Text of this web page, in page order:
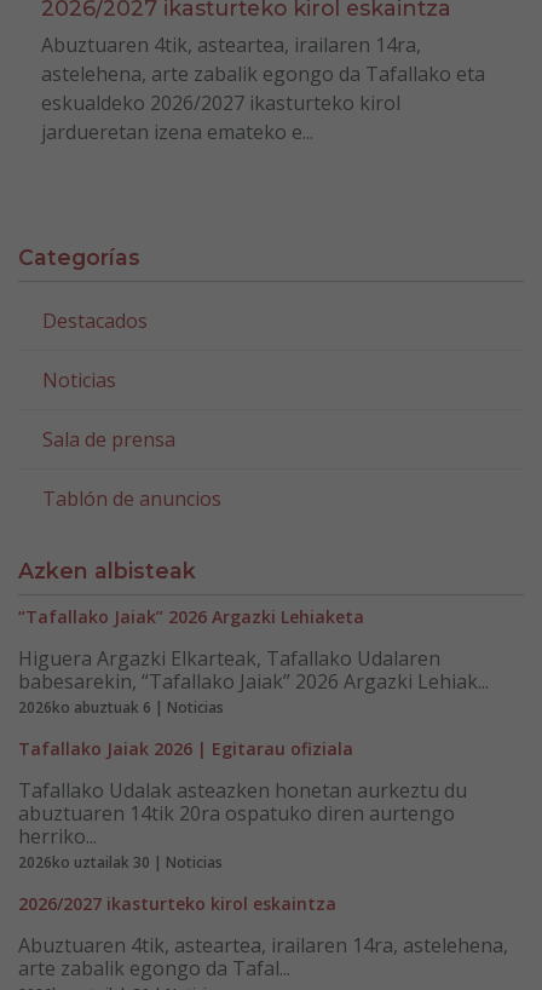
2026/2027 ikasturteko kirol eskaintza
Abuztuaren 4tik, asteartea, irailaren 14ra,
astelehena, arte zabalik egongo da Tafallako eta
eskualdeko 2026/2027 ikasturteko kirol
jardueretan izena emateko e...
Categorías
Destacados
Noticias
Sala de prensa
Tablón de anuncios
Azken albisteak
“Tafallako Jaiak” 2026 Argazki Lehiaketa
Higuera Argazki Elkarteak, Tafallako Udalaren
babesarekin, “Tafallako Jaiak” 2026 Argazki Lehiak...
2026ko abuztuak 6 | Noticias
Tafallako Jaiak 2026 | Egitarau ofiziala
Tafallako Udalak asteazken honetan aurkeztu du
abuztuaren 14tik 20ra ospatuko diren aurtengo
herriko...
2026ko uztailak 30 | Noticias
2026/2027 ikasturteko kirol eskaintza
Abuztuaren 4tik, asteartea, irailaren 14ra, astelehena,
arte zabalik egongo da Tafal...